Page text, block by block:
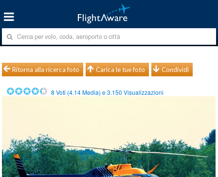
Ritorna alla ricerca foto Carica le tue foto Condividi
8 Voti (4.14Media) e3.150 Visualizzazioni